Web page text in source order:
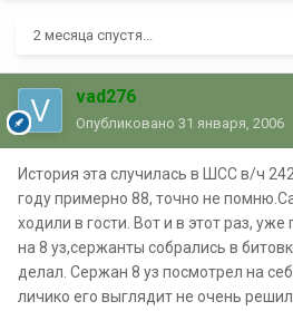
2 месяца спустя...
vad276
Опубликовано 31 января, 2006
История эта случилась в ШСС в/ч
году примерно 88, точно не
ходили в гости. Вот и в этот раз,
на 8 уз,сержанты собрались в
делал. Сержан 8 уз посмотрел на
личико его выглядит не очень